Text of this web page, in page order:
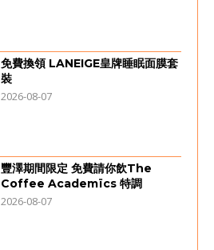
免費換領 LANEIGE皇牌睡眠面膜套
裝
2026-08-07
豐澤期間限定 免費請你飲The
Coffee Academïcs 特調
2026-08-07